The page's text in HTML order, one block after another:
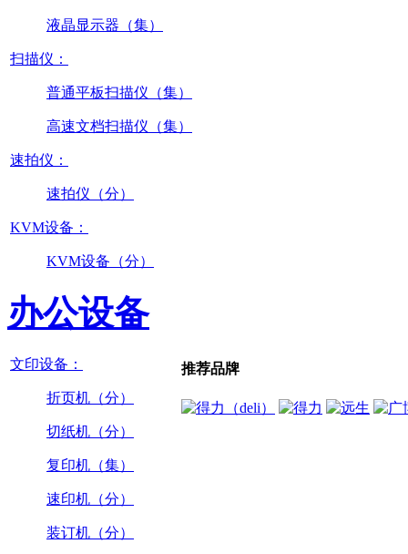
液晶显示器（集）
扫描仪：
普通平板扫描仪（集）
高速文档扫描仪（集）
速拍仪：
速拍仪（分）
KVM设备：
KVM设备（分）
办公设备
文印设备：
折页机（分）
切纸机（分）
复印机（集）
速印机（分）
装订机（分）
推荐品牌